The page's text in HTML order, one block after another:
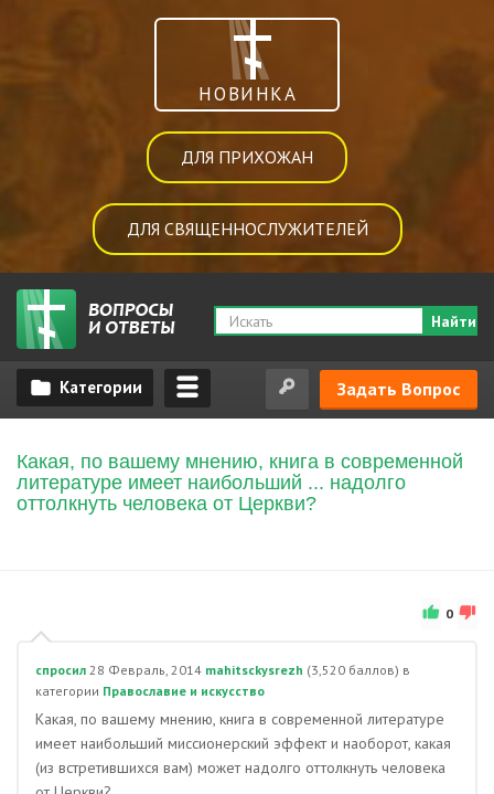
НОВИНКА
ДЛЯ ПРИХОЖАН
ДЛЯ СВЯЩЕННОСЛУЖИТЕЛЕЙ
Найти
Задать Вопрос
Какая, по вашему мнению, книга в современной
литературе имеет наибольший ... надолго
оттолкнуть человека от Церкви?
0
спросил 28 Февраль, 2014 mahitsckysrezh (3,520 баллов) в
категории Православие и искусство
Какая, по вашему мнению, книга в современной литературе
имеет наибольший миссионерский эффект и наоборот, какая
(из встретившихся вам) может надолго оттолкнуть человека